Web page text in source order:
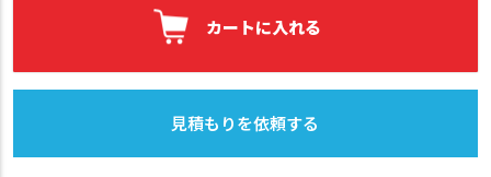
カートに入れる
見積もりを依頼する